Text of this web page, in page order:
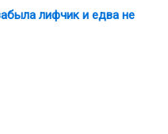
лифчик и едва не